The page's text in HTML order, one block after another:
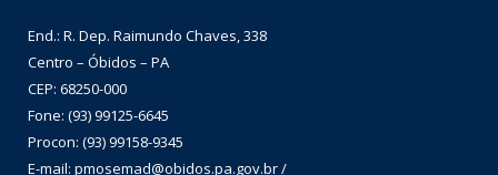
End.: R. Dep. Raimundo Chaves, 338
Centro – Óbidos – PA
CEP: 68250-000
Fone: (93) 99125-6645
Procon: (93) 99158-9345
E-mail: pmosemad@obidos.pa.gov.br /